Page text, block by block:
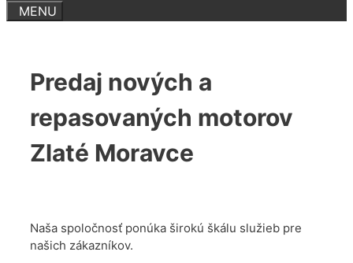
Predaj nových a
repasovaných motorov
Zlaté Moravce
Naša spoločnosť ponúka širokú škálu služieb pre
našich zákazníkov.